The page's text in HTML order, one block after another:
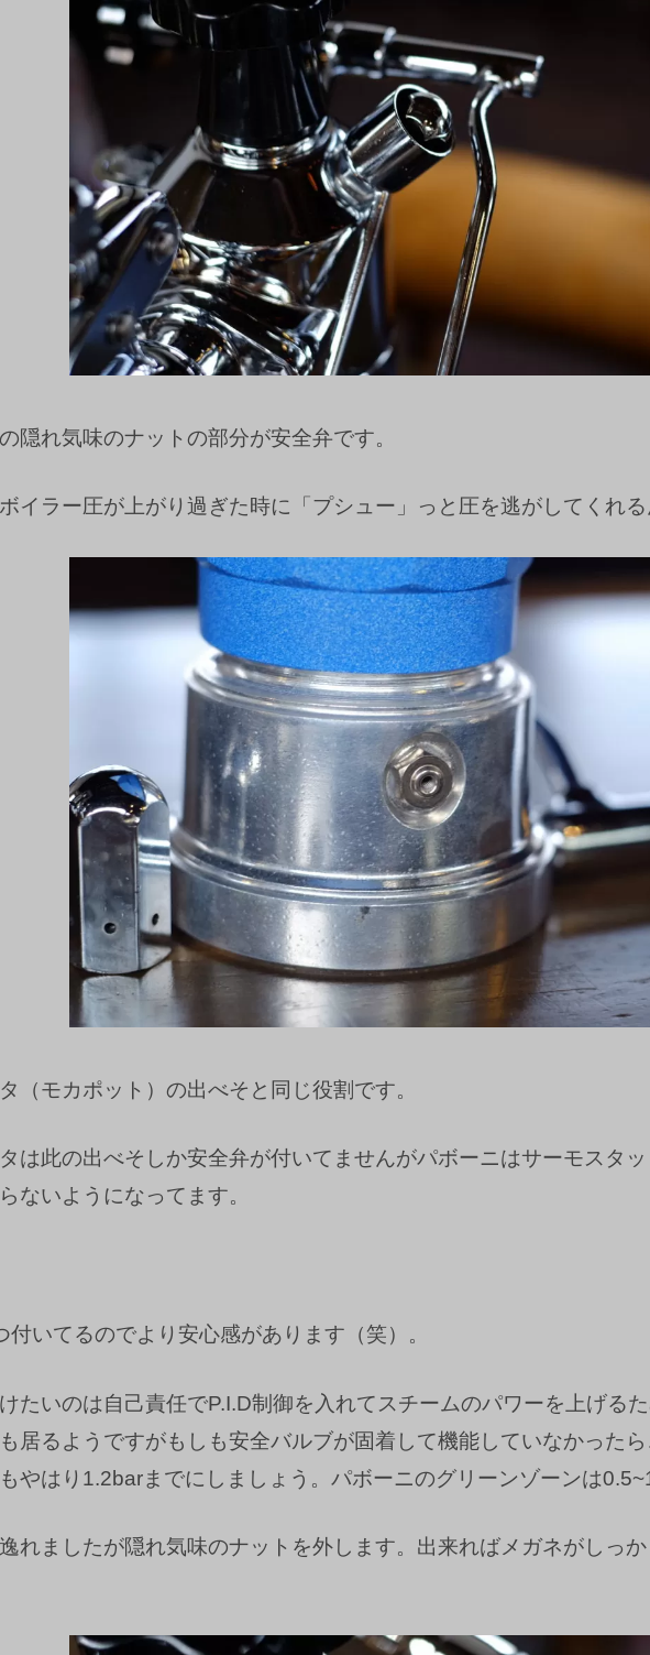
隠れ気味のナットの部分が安全弁です。
イラー圧が上がり過ぎた時に「プシュー」っと圧を逃がしてくれる
（モカポット）の出べそと同じ役割です。
は此の出べそしか安全弁が付いてませんがパボーニはサーモスタ
ないようになってます。
付いてるのでより安心感があります（笑）。
たいのは自己責任でP.I.D制御を入れてスチームのパワーを上げる
居るようですがもしも安全バルブが固着して機能していなかった
やはり1.2barまでにしましょう。パボーニのグリーンゾーンは
れましたが隠れ気味のナットを外します。出来ればメガネがしっ